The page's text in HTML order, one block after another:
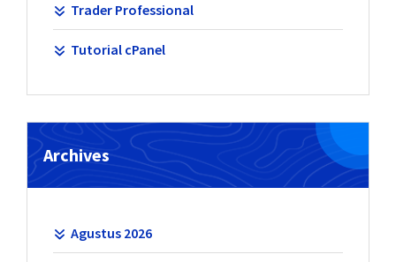
Trader Professional
Tutorial cPanel
Archives
Agustus 2026